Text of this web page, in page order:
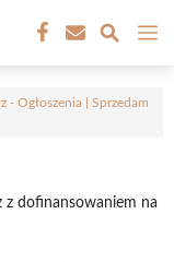
- Ogłoszenia | Sprzedam
z dofinansowaniem na